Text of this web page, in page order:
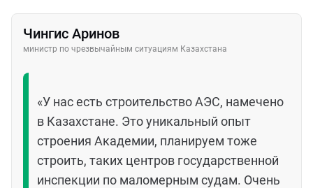
Чингис Аринов
министр по чрезвычайным ситуациям Казахстана
«У нас есть строительство АЭС, намечено
в Казахстане. Это уникальный опыт
строения Академии, планируем тоже
строить, таких центров государственной
инспекции по маломерным судам. Очень